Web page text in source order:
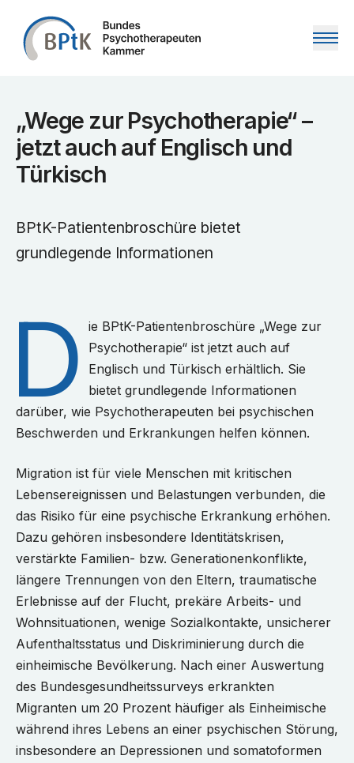
Zum Inhalt springen
„Wege zur Psychotherapie“ –
jetzt auch auf Englisch und
Türkisch
BPtK-Patientenbroschüre bietet
grundlegende Informationen
D
ie BPtK-Patientenbroschüre „Wege zur
Psychotherapie“ ist jetzt auch auf
Englisch und Türkisch erhältlich. Sie
bietet grundlegende Informationen
darüber, wie Psychotherapeuten bei psychischen
Beschwerden und Erkrankungen helfen können.
Migration ist für viele Menschen mit kritischen
Lebensereignissen und Belastungen verbunden, die
das Risiko für eine psychische Erkrankung erhöhen.
Dazu gehören insbesondere Identitätskrisen,
verstärkte Familien- bzw. Generationenkonflikte,
längere Trennungen von den Eltern, traumatische
Erlebnisse auf der Flucht, prekäre Arbeits- und
Wohnsituationen, wenige Sozialkontakte, unsicherer
Aufenthaltsstatus und Diskriminierung durch die
einheimische Bevölkerung. Nach einer Auswertung
des Bundesgesundheitssurveys erkrankten
Migranten um 20 Prozent häufiger als Einheimische
während ihres Lebens an einer psychischen Störung,
insbesondere an Depressionen und somatoformen